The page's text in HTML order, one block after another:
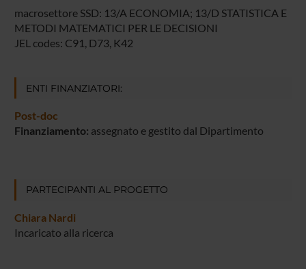
macrosettore SSD: 13/A ECONOMIA; 13/D STATISTICA E
METODI MATEMATICI PER LE DECISIONI
JEL codes: C91, D73, K42
ENTI FINANZIATORI:
Post-doc
Finanziamento: assegnato e gestito dal Dipartimento
PARTECIPANTI AL PROGETTO
Chiara Nardi
Incaricato alla ricerca